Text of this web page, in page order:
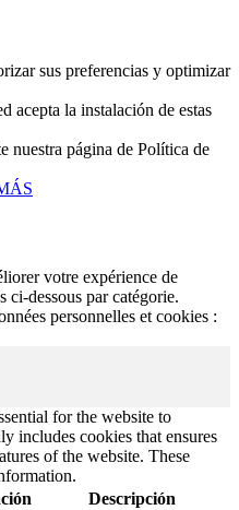
sus preferencias y optimizar
la instalación de estas
nuestra página de Política de
votre expérience de
ci-dessous par catégorie.
personnelles et cookies :
for the website to
includes cookies that ensures
of the website. These
Descripción